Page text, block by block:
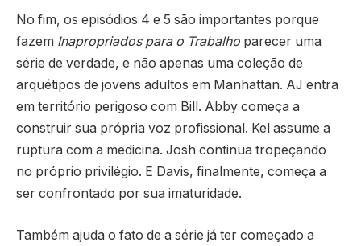
No fim, os episódios 4 e 5 são importantes porque
fazem Inapropriados para o Trabalho parecer uma
série de verdade, e não apenas uma coleção de
arquétipos de jovens adultos em Manhattan. AJ entra
em território perigoso com Bill. Abby começa a
construir sua própria voz profissional. Kel assume a
ruptura com a medicina. Josh continua tropeçando
no próprio privilégio. E Davis, finalmente, começa a
ser confrontado por sua imaturidade.
Também ajuda o fato de a série já ter começado a